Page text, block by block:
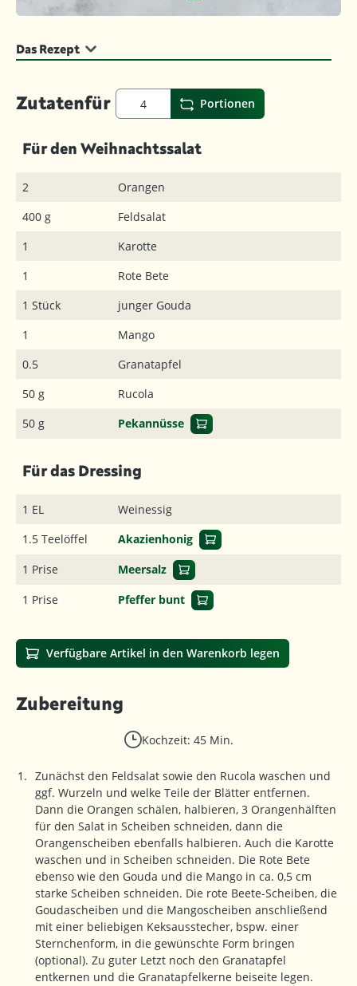
Das Rezept
Zutatenfür Portionen
Für den Weihnachtssalat
2
Orangen
400 g
Feldsalat
1
Karotte
1
Rote Bete
1 Stück
junger Gouda
1
Mango
0.5
Granatapfel
50 g
Rucola
50 g
Pekannüsse
Für das Dressing
1 EL
Weinessig
1.5 Teelöffel
Akazienhonig
1 Prise
Meersalz
1 Prise
Pfeffer bunt
Verfügbare Artikel in den Warenkorb legen
Zubereitung
Kochzeit: 45 Min.
Zunächst den Feldsalat sowie den Rucola waschen und
ggf. Wurzeln und welke Teile der Blätter entfernen.
Dann die Orangen schälen, halbieren, 3 Orangenhälften
für den Salat in Scheiben schneiden, dann die
Orangenscheiben ebenfalls halbieren. Auch die Karotte
waschen und in Scheiben schneiden. Die Rote Bete
ebenso wie den Gouda und die Mango in ca. 0,5 cm
starke Scheiben schneiden. Die rote Beete-Scheiben, die
Goudascheiben und die Mangoscheiben anschließend
mit einer beliebigen Keksausstecher, bspw. einer
Sternchenform, in die gewünschte Form bringen
(optional). Zu guter Letzt noch den Granatapfel
entkernen und die Granatapfelkerne beiseite legen.